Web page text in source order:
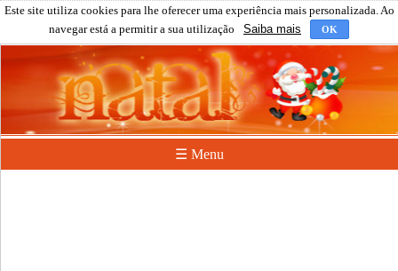
Este site utiliza cookies para lhe oferecer uma experiência mais personalizada. Ao
navegar está a permitir a sua utilização
Saiba mais OK
☰ Menu